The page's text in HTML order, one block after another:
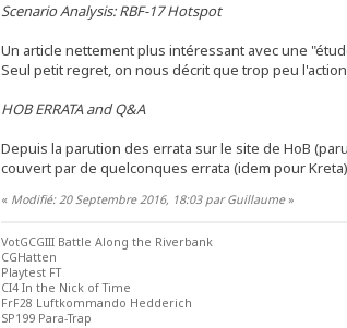
Scenario Analysis: RBF-17 Hotspot
Un article nettement plus intéressant avec une
Seul petit regret, on nous décrit que trop peu
HOB ERRATA and Q&A
Depuis la parution des errata sur le site de HoB
couvert par de quelconques errata (idem pour
« Modifié: 20 Septembre 2016, 18:03 par Guillaume»
VotGCGIII Battle Along the Riverbank
CGHatten
Playtest FT
CI4 In the Nick of Time
FrF28 Luftkommando Hedderich
SP199 Para-Trap